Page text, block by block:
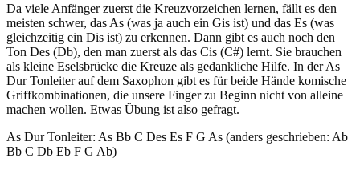
Da viele Anfänger zuerst die Kreuzvorzeichen lernen, fällt es den
meisten schwer, das As (was ja auch ein Gis ist) und das Es (was
gleichzeitig ein Dis ist) zu erkennen. Dann gibt es auch noch den
Ton Des (Db), den man zuerst als das Cis (C#) lernt. Sie brauchen
als kleine Eselsbrücke die Kreuze als gedankliche Hilfe. In der As
Dur Tonleiter auf dem Saxophon gibt es für beide Hände komische
Griffkombinationen, die unsere Finger zu Beginn nicht von alleine
machen wollen. Etwas Übung ist also gefragt.
As Dur Tonleiter: As Bb C Des Es F G As (anders geschrieben: Ab
Bb C Db Eb F G Ab)